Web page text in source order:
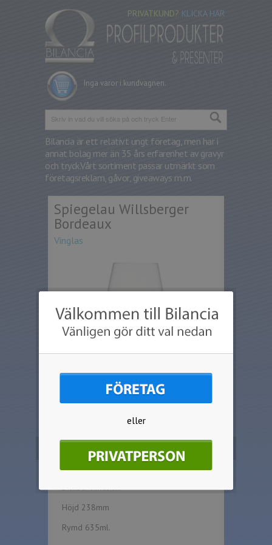
Inga varor i kundvagnen.
PRIVATKUND? KLICKA HÄR
Bilancia är ett relativt ungt företag, men har i
annat bolag mer än 35 års erfarenhet av gravyr
och tryck.Vårt sortiment passar utmärkt som
företagsreklam, gåvor, giveaways m.m.
Spiegelau Willsberger
Bordeaux
Vinglas
Härligt rödvinsglas "Willsberger" i
kristall från Spiegelau med mycket
Diskbar i maskin.
Höjd 238mm
Rymd 635ml.
eller